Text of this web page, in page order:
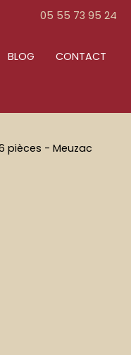
05 55 73 95 24
BLOG CONTACT